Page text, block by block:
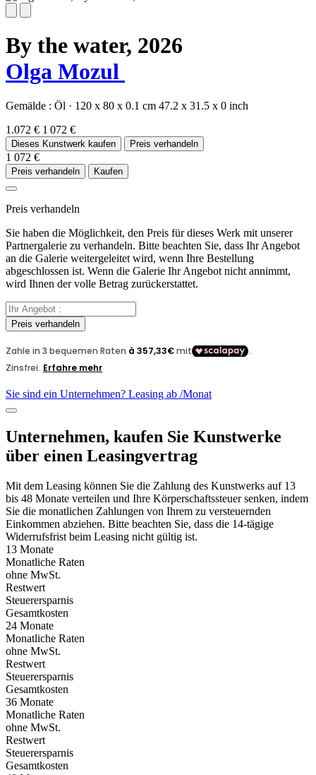
By the water, 2026
Olga Mozul
Gemälde : Öl · 120 x 80 x 0.1 cm 47.2 x 31.5 x 0 inch
1.072 € 1 072 €
Dieses Kunstwerk kaufen Preis verhandeln
1 072 €
Preis verhandeln Kaufen
Preis verhandeln
Sie haben die Möglichkeit, den Preis für dieses Werk mit unserer
Partnergalerie zu verhandeln. Bitte beachten Sie, dass Ihr Angebot
an die Galerie weitergeleitet wird, wenn Ihre Bestellung
abgeschlossen ist. Wenn die Galerie Ihr Angebot nicht annimmt,
wird Ihnen der volle Betrag zurückerstattet.
Preis verhandeln
Sie sind ein Unternehmen? Leasing ab /Monat
Unternehmen, kaufen Sie Kunstwerke
über einen Leasingvertrag
Mit dem Leasing können Sie die Zahlung des Kunstwerks auf 13
bis 48 Monate verteilen und Ihre Körperschaftssteuer senken, indem
Sie die monatlichen Zahlungen von Ihrem zu versteuernden
Einkommen abziehen. Bitte beachten Sie, dass die 14-tägige
Widerrufsfrist beim Leasing nicht gültig ist.
13 Monate
Monatliche Raten
ohne MwSt.
Restwert
Steuerersparnis
Gesamtkosten
24 Monate
Monatliche Raten
ohne MwSt.
Restwert
Steuerersparnis
Gesamtkosten
36 Monate
Monatliche Raten
ohne MwSt.
Restwert
Steuerersparnis
Gesamtkosten